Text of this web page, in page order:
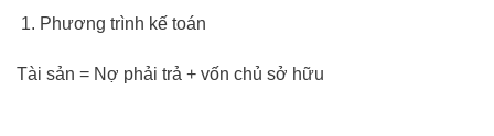
Phương trình kế toán
Tài sản = Nợ phải trả + vốn chủ sở hữu